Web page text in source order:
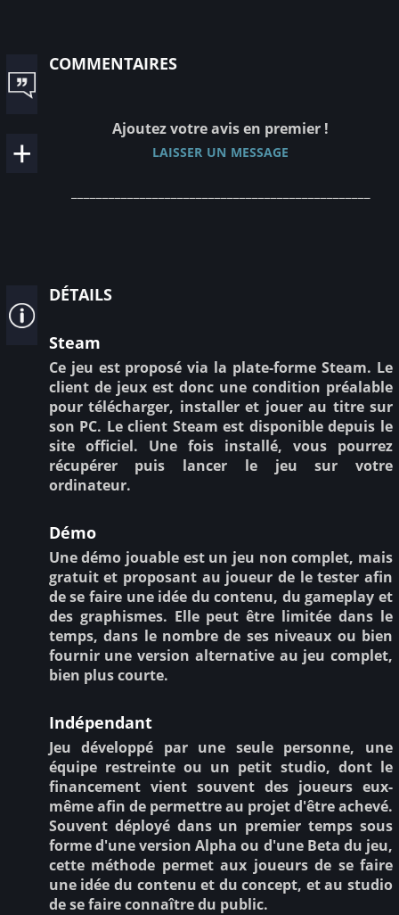
commentaires
Ajoutez votre avis en premier !
laisser un message
détails
Steam
Ce jeu est proposé via la plate-forme Steam. Le
client de jeux est donc une condition préalable
pour télécharger, installer et jouer au titre sur
son PC. Le client Steam est disponible depuis le
site officiel. Une fois installé, vous pourrez
récupérer puis lancer le jeu sur votre
ordinateur.
Démo
Une démo jouable est un jeu non complet, mais
gratuit et proposant au joueur de le tester afin
de se faire une idée du contenu, du gameplay et
des graphismes. Elle peut être limitée dans le
temps, dans le nombre de ses niveaux ou bien
fournir une version alternative au jeu complet,
bien plus courte.
Indépendant
Jeu développé par une seule personne, une
équipe restreinte ou un petit studio, dont le
financement vient souvent des joueurs eux-
même afin de permettre au projet d'être achevé.
Souvent déployé dans un premier temps sous
forme d'une version Alpha ou d'une Beta du jeu,
cette méthode permet aux joueurs de se faire
une idée du contenu et du concept, et au studio
de se faire connaître du public.